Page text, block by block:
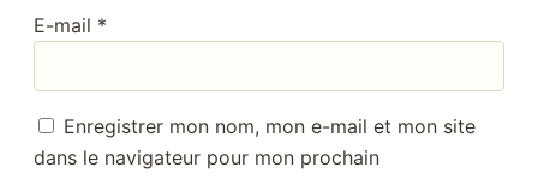
E-mail *
Enregistrer mon nom, mon e-mail et mon site
dans le navigateur pour mon prochain